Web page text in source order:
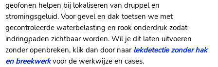
geofonen helpen bij lokaliseren van druppel en
stromingsgeluid.​ Voor gevel en dak toetsen we met
gecontroleerde waterbelasting en rook onderdruk zodat
indringpaden zichtbaar worden.​ Wil je dit laten uitvoeren
zonder openbreken, klik dan door naar lekdetectie zonder hak
en breekwerkvoor de werkwijze en cases.​